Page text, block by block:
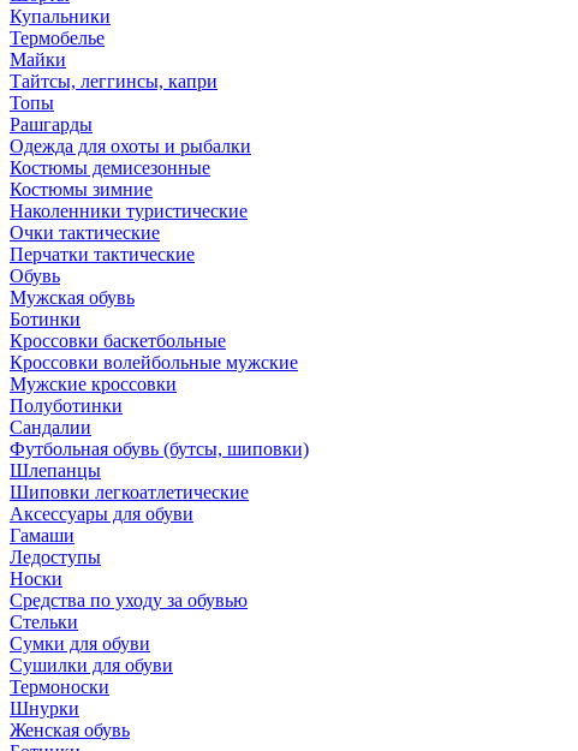
Купальники
Термобелье
Майки
Тайтсы, леггинсы, капри
Топы
Рашгарды
Одежда для охоты и рыбалки
Костюмы демисезонные
Костюмы зимние
Наколенники туристические
Очки тактические
Перчатки тактические
Обувь
Мужская обувь
Ботинки
Кроссовки баскетбольные
Кроссовки волейбольные мужские
Мужские кроссовки
Полуботинки
Сандалии
Футбольная обувь (бутсы, шиповки)
Шлепанцы
Шиповки легкоатлетические
Аксессуары для обуви
Гамаши
Ледоступы
Носки
Средства по уходу за обувью
Стельки
Сумки для обуви
Сушилки для обуви
Термоноски
Шнурки
Женская обувь